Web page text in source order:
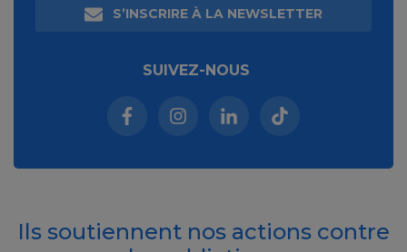
S’INSCRIRE À LA NEWSLETTER
SUIVEZ-NOUS
Facebook (nouvelle fenêtre)
Instagram (nouvelle fenêtre)
Linkedin (nouvelle
Tiktok (nouvelle
Ils soutiennent nos actions contre